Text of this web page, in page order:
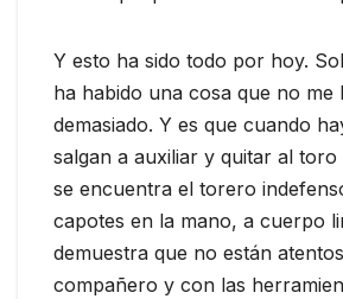
Y esto ha sido todo por hoy.
ha habido una cosa que no me
demasiado. Y es que cuando
salgan a auxiliar y quitar al toro
se encuentra el torero
capotes en la mano, a cuerpo
demuestra que no están
compañero y con las